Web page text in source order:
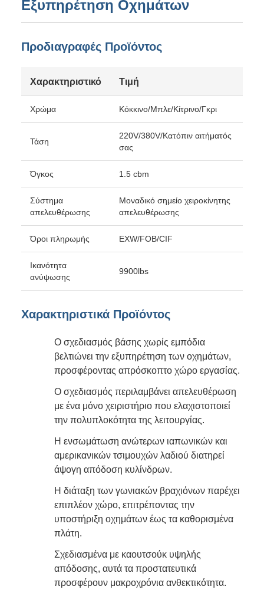
Εξυπηρέτηση Οχημάτων
Προδιαγραφές Προϊόντος
Χαρακτηριστικό Τιμή
Χρώμα Κόκκινο/Μπλε/Κίτρινο/Γκρι
Τάση
220V/380V/Κατόπιν αιτήματός
σας
Όγκος 1.5 cbm
Σύστημα
απελευθέρωσης
Μοναδικό σημείο χειροκίνητης
απελευθέρωσης
Όροι πληρωμής EXW/FOB/CIF
Ικανότητα
ανύψωσης
9900lbs
Χαρακτηριστικά Προϊόντος
Ο σχεδιασμός βάσης χωρίς εμπόδια
βελτιώνει την εξυπηρέτηση των οχημάτων,
προσφέροντας απρόσκοπτο χώρο εργασίας.
Ο σχεδιασμός περιλαμβάνει απελευθέρωση
με ένα μόνο χειριστήριο που ελαχιστοποιεί
την πολυπλοκότητα της λειτουργίας.
Η ενσωμάτωση ανώτερων ιαπωνικών και
αμερικανικών τσιμουχών λαδιού διατηρεί
άψογη απόδοση κυλίνδρων.
Η διάταξη των γωνιακών βραχιόνων παρέχει
επιπλέον χώρο, επιτρέποντας την
υποστήριξη οχημάτων έως τα καθορισμένα
πλάτη.
Σχεδιασμένα με καουτσούκ υψηλής
απόδοσης, αυτά τα προστατευτικά
προσφέρουν μακροχρόνια ανθεκτικότητα.